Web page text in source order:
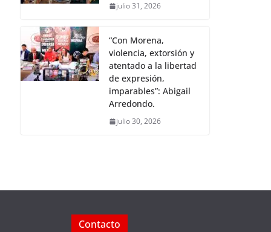
julio 31, 2026
“Con Morena,
violencia, extorsión y
atentado a la libertad
de expresión,
imparables”: Abigail
Arredondo.
julio 30, 2026
Contacto